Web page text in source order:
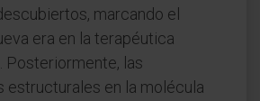
marcando el
era en la terapéutica
Posteriormente, las
estructurales en la molécula